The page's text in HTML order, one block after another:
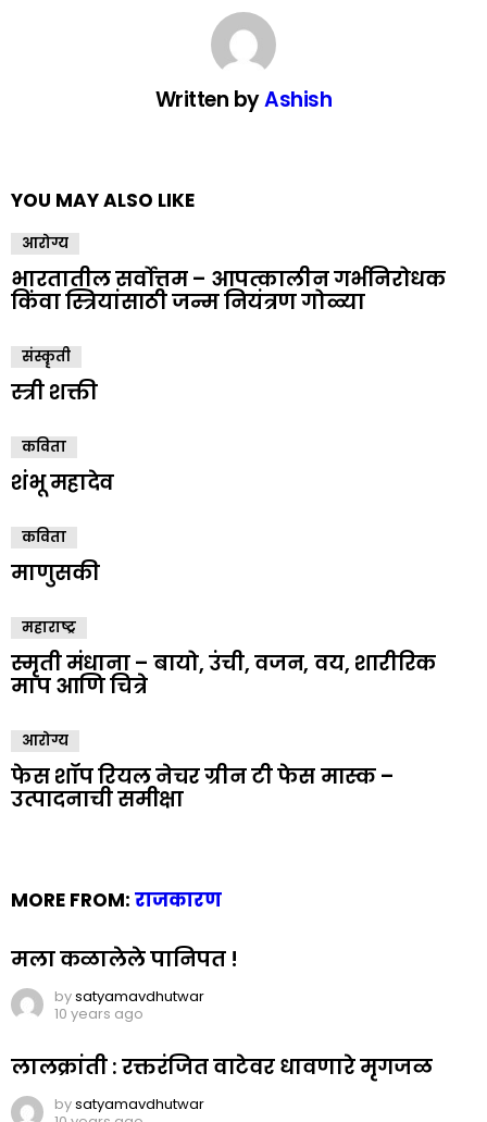
Written byAshish
YOU MAY ALSO LIKE
आरोग्य
भारतातील सर्वोत्तम – आपत्कालीन गर्भनिरोधक
किंवा स्त्रियांसाठी जन्म नियंत्रण गोळ्या
संस्कॄती
स्त्री शक्ती
कविता
शंभू महादेव
कविता
माणुसकी
महाराष्ट्र
स्मृती मंधाना – बायो, उंची, वजन, वय, शारीरिक
माप आणि चित्रे
आरोग्य
फेस शॉप रियल नेचर ग्रीन टी फेस मास्क –
उत्पादनाची समीक्षा
MORE FROM: राजकारण
मला कळालेले पानिपत !
bysatyamavdhutwar
10 years ago
लालक्रांती : रक्तरंजित वाटेवर धावणारे मृगजळ
bysatyamavdhutwar